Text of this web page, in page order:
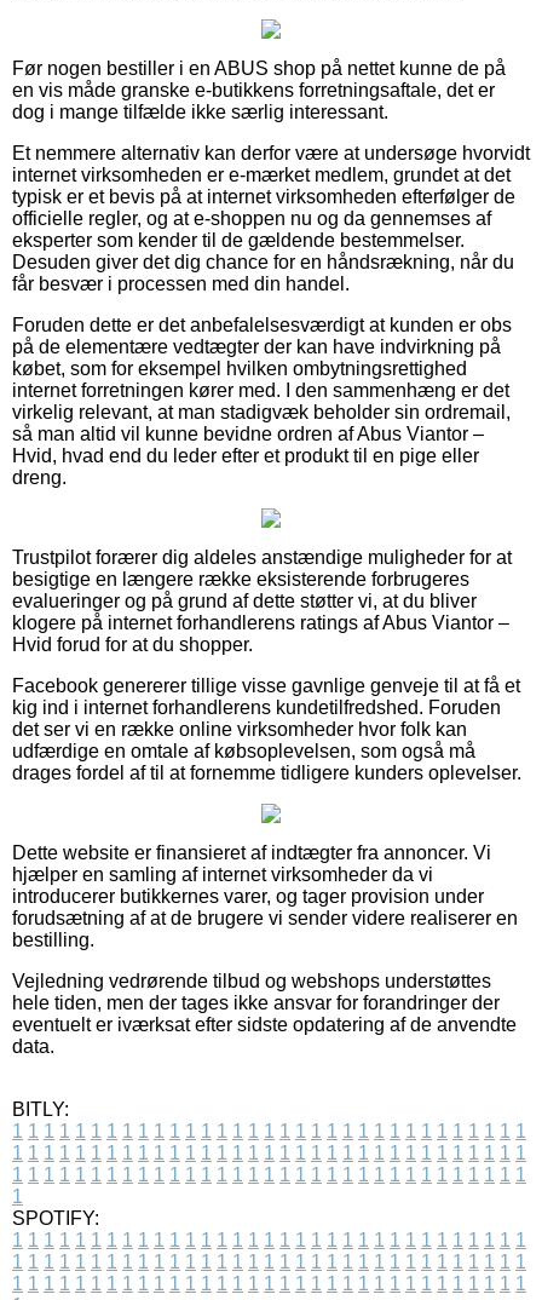
Før nogen bestiller i en ABUS shop på nettet kunne de på
en vis måde granske e-butikkens forretningsaftale, det er
dog i mange tilfælde ikke særlig interessant.
Et nemmere alternativ kan derfor være at undersøge hvorvidt
internet virksomheden er e-mærket medlem, grundet at det
typisk er et bevis på at internet virksomheden efterfølger de
officielle regler, og at e-shoppen nu og da gennemses af
eksperter som kender til de gældende bestemmelser.
Desuden giver det dig chance for en håndsrækning, når du
får besvær i processen med din handel.
Foruden dette er det anbefalelsesværdigt at kunden er obs
på de elementære vedtægter der kan have indvirkning på
købet, som for eksempel hvilken ombytningsrettighed
internet forretningen kører med. I den sammenhæng er det
virkelig relevant, at man stadigvæk beholder sin ordremail,
så man altid vil kunne bevidne ordren af Abus Viantor –
Hvid, hvad end du leder efter et produkt til en pige eller
dreng.
Trustpilot forærer dig aldeles anstændige muligheder for at
besigtige en længere række eksisterende forbrugeres
evalueringer og på grund af dette støtter vi, at du bliver
klogere på internet forhandlerens ratings af Abus Viantor –
Hvid forud for at du shopper.
Facebook genererer tillige visse gavnlige genveje til at få et
kig ind i internet forhandlerens kundetilfredshed. Foruden
det ser vi en række online virksomheder hvor folk kan
udfærdige en omtale af købsoplevelsen, som også må
drages fordel af til at fornemme tidligere kunders oplevelser.
Dette website er finansieret af indtægter fra annoncer. Vi
hjælper en samling af internet virksomheder da vi
introducerer butikkernes varer, og tager provision under
forudsætning af at de brugere vi sender videre realiserer en
bestilling.
Vejledning vedrørende tilbud og webshops understøttes
hele tiden, men der tages ikke ansvar for forandringer der
eventuelt er iværksat efter sidste opdatering af de anvendte
data.
BITLY:
1 1 1 1 1 1 1 1 1 1 1 1 1 1 1 1 1 1 1 1 1 1 1 1 1 1 1 1 1 1 1 1 1
1 1 1 1 1 1 1 1 1 1 1 1 1 1 1 1 1 1 1 1 1 1 1 1 1 1 1 1 1 1 1 1 1
1 1 1 1 1 1 1 1 1 1 1 1 1 1 1 1 1 1 1 1 1 1 1 1 1 1 1 1 1 1 1 1 1
1
SPOTIFY:
1 1 1 1 1 1 1 1 1 1 1 1 1 1 1 1 1 1 1 1 1 1 1 1 1 1 1 1 1 1 1 1 1
1 1 1 1 1 1 1 1 1 1 1 1 1 1 1 1 1 1 1 1 1 1 1 1 1 1 1 1 1 1 1 1 1
1 1 1 1 1 1 1 1 1 1 1 1 1 1 1 1 1 1 1 1 1 1 1 1 1 1 1 1 1 1 1 1 1